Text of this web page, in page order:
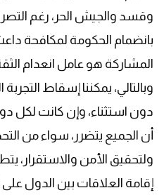
وقسد والجيش الحر، رغم
بانضمام الحكومة لمكافحة
المشاركة هو عامل انعدام
وبالتالي، يمكننا إسقاط
دون استثناء، وإن كانت لكل
أن الجميع يتضرر، سواء من
ولتحقيق الأمن والاستقرار،
إقامة العلاقات بين الدول